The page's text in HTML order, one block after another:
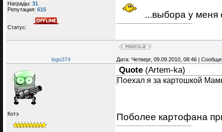
Награды: 31
Репутация: 615
Статус:
...выбора у меня
logo374 Дата: Четверг, 09.09.2010, 08:46 |
Котэ
Quote (Artem-ka)
Поехал я за картошкой
Поболее картофана